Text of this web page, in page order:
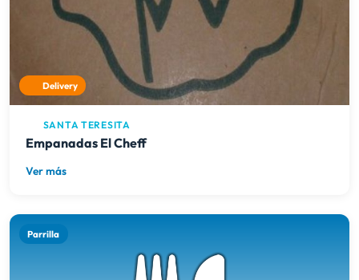
Delivery
SANTA TERESITA
Empanadas El Cheff
Ver más
Parrilla